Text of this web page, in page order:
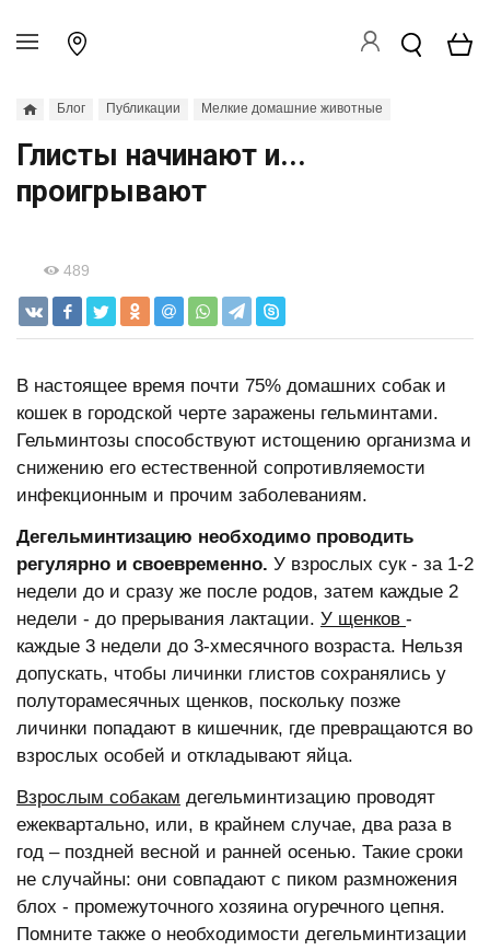
Блог Публикации Мелкие домашние животные
Глисты начинают и...
проигрывают
489
В настоящее время почти 75% домашних собак и
кошек в городской черте заражены гельминтами.
Гельминтозы способствуют истощению организма и
снижению его естественной сопротивляемости
инфекционным и прочим заболеваниям.
Дегельминтизацию необходимо проводить
регулярно и своевременно. У взрослых сук - за 1-2
недели до и сразу же после родов, затем каждые 2
недели - до прерывания лактации. У щенков -
каждые 3 недели до 3-хмесячного возраста. Нельзя
допускать, чтобы личинки глистов сохранялись у
полуторамесячных щенков, поскольку позже
личинки попадают в кишечник, где превращаются во
взрослых особей и откладывают яйца.
Взрослым собакам дегельминтизацию проводят
ежеквартально, или, в крайнем случае, два раза в
год – поздней весной и ранней осенью. Такие сроки
не случайны: они совпадают с пиком размножения
блох - промежуточного хозяина огуречного цепня.
Помните также о необходимости дегельминтизации